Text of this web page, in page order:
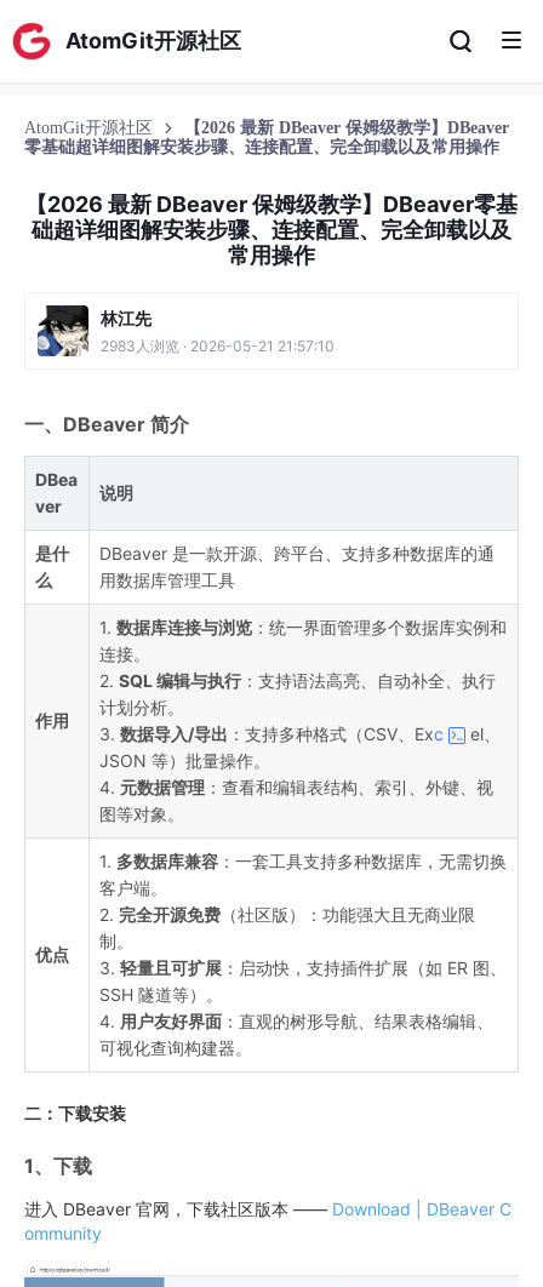
AtomGit开源社区
AtomGit开源社区
【2026 最新 DBeaver 保姆级教学】DBeaver
零基础超详细图解安装步骤、连接配置、完全卸载以及常用操作
【2026 最新 DBeaver 保姆级教学】DBeaver零基
础超详细图解安装步骤、连接配置、完全卸载以及
常用操作
林江先
2983人浏览 · 2026-05-21 21:57:10
一、DBeaver 简介
DBea
ver
说明
是什
么
DBeaver 是一款开源、跨平台、支持多种数据库的通
用数据库管理工具
作用
1. 数据库连接与浏览 ：统一界面管理多个数据库实例和
连接。
2. SQL 编辑与执行 ：支持语法高亮、自动补全、执行
计划分析。
3. 数据导入/导出 ：支持多种格式（CSV、Exc
el、
JSON 等）批量操作。
4. 元数据管理 ：查看和编辑表结构、索引、外键、视
图等对象。
优点
1. 多数据库兼容 ：一套工具支持多种数据库，无需切换
客户端。
2. 完全开源免费 （社区版）：功能强大且无商业限
制。
3. 轻量且可扩展 ：启动快，支持插件扩展（如 ER 图、
SSH 隧道等）。
4. 用户友好界面 ：直观的树形导航、结果表格编辑、
可视化查询构建器。
二：下载安装
1、下载
进入 DBeaver 官网，下载社区版本 —— Download | DBeaver C
ommunity